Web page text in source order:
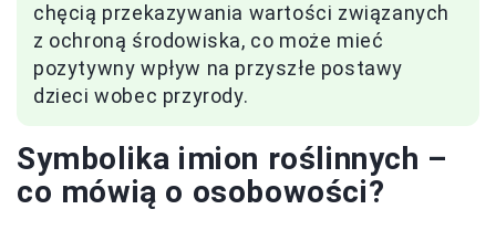
chęcią przekazywania wartości związanych
z ochroną środowiska, co może mieć
pozytywny wpływ na przyszłe postawy
dzieci wobec przyrody.
Symbolika imion roślinnych –
co mówią o osobowości?